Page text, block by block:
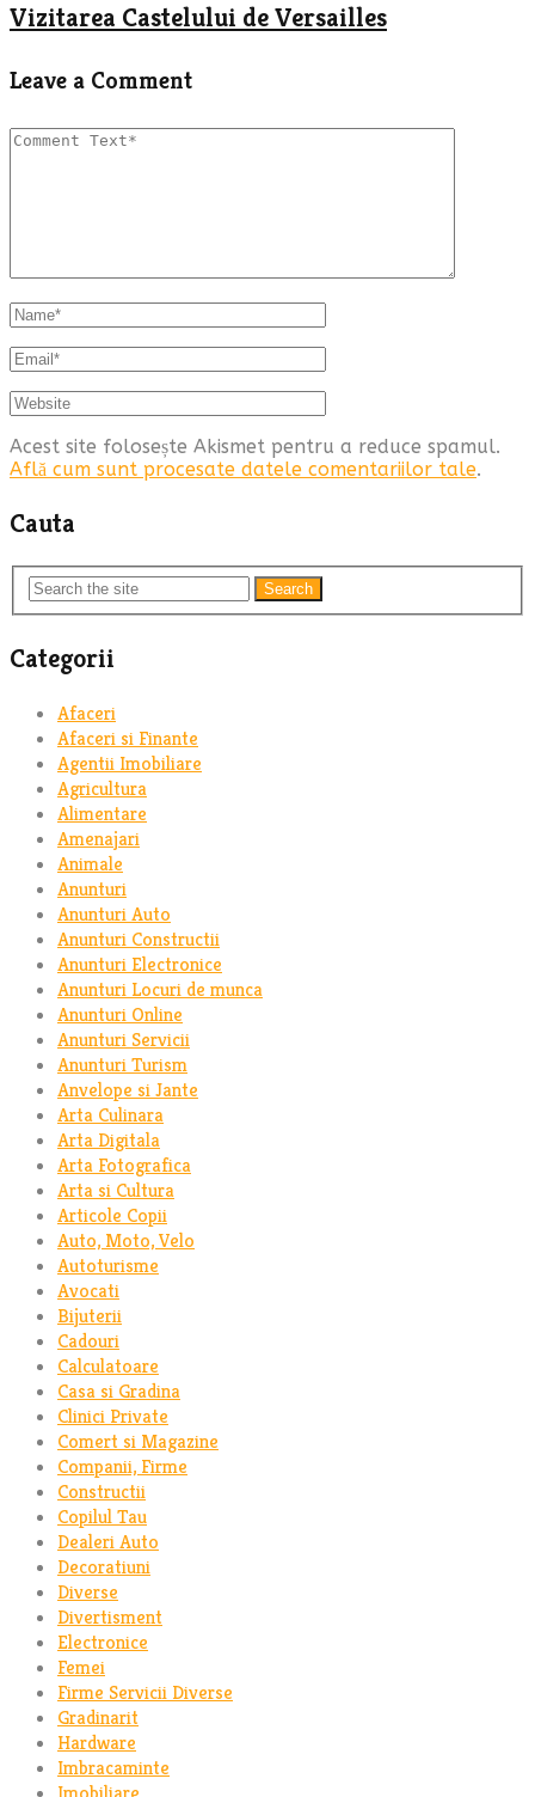
Vizitarea Castelului de Versailles
Leave a Comment
Acest site folosește Akismet pentru a reduce spamul.
Află cum sunt procesate datele comentariilor tale.
Cauta
Search
Categorii
Afaceri
Afaceri si Finante
Agentii Imobiliare
Agricultura
Alimentare
Amenajari
Animale
Anunturi
Anunturi Auto
Anunturi Constructii
Anunturi Electronice
Anunturi Locuri de munca
Anunturi Online
Anunturi Servicii
Anunturi Turism
Anvelope si Jante
Arta Culinara
Arta Digitala
Arta Fotografica
Arta si Cultura
Articole Copii
Auto, Moto, Velo
Autoturisme
Avocati
Bijuterii
Cadouri
Calculatoare
Casa si Gradina
Clinici Private
Comert si Magazine
Companii, Firme
Constructii
Copilul Tau
Dealeri Auto
Decoratiuni
Diverse
Divertisment
Electronice
Femei
Firme Servicii Diverse
Gradinarit
Hardware
Imbracaminte